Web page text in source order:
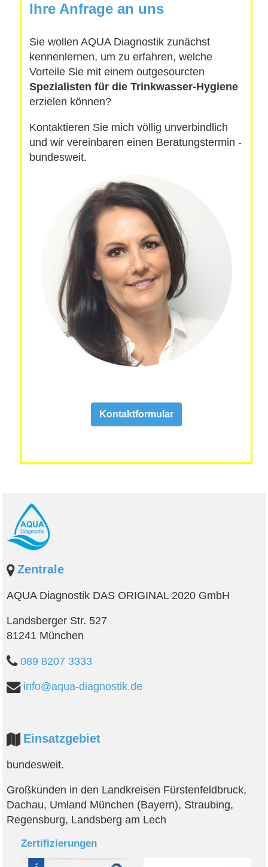
Ihre Anfrage an uns
Sie wollen AQUA Diagnostik zunächst
kennenlernen, um zu erfahren, welche
Vorteile Sie mit einem outgesourcten
Spezialisten für die Trinkwasser-Hygiene
erzielen können?
Kontaktieren Sie mich völlig unverbindlich
und wir vereinbaren einen Beratungstermin -
bundesweit.
Kontaktformular
Zentrale
AQUA Diagnostik DAS ORIGINAL 2020 GmbH
Landsberger Str. 527
81241 München
089 8207 3333
info@aqua-diagnostik.de
Einsatzgebiet
bundesweit.
Großkunden in den Landkreisen Fürstenfeldbruck,
Dachau, Umland München (Bayern), Straubing,
Regensburg, Landsberg am Lech
Zertifizierungen